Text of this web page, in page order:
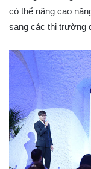
có thể nâng cao
sang các thị trường